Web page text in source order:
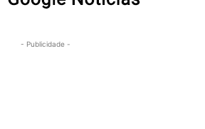
- Publicidade -